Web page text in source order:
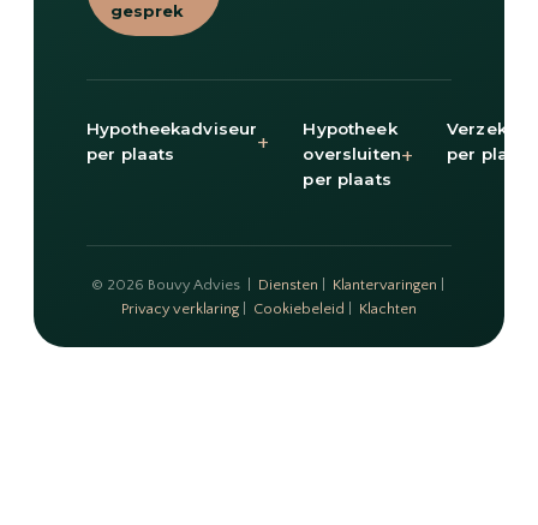
gesprek
Hypotheekadviseur
per plaats
+
Hypotheek
oversluiten
per plaats
+
per plaats
© 2026 Bouvy Advies | Diensten Klantervaringen
Privacy verklaring
Cookiebeleid Klachten